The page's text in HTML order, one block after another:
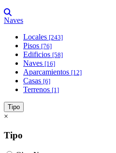
Naves
Locales [243]
Pisos [76]
Edificios [58]
Naves [16]
Aparcamientos [12]
Casas [6]
Terrenos [1]
Tipo
×
Tipo